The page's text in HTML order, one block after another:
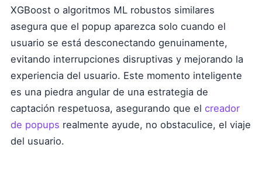
XGBoost o algoritmos ML robustos similares
asegura que el popup aparezca solo cuando el
usuario se está desconectando genuinamente,
evitando interrupciones disruptivas y mejorando la
experiencia del usuario. Este momento inteligente
es una piedra angular de una estrategia de
captación respetuosa, asegurando que el creador
de popups realmente ayude, no obstaculice, el viaje
del usuario.